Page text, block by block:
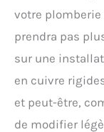
votre plomberie
prendra pas
sur une
en cuivre
et peut-être,
de modifier